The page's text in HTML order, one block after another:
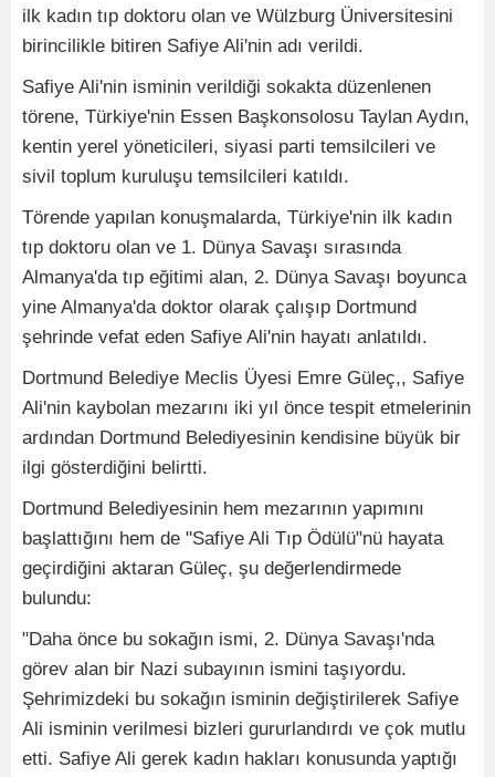
ilk kadın tıp doktoru olan ve Wülzburg Üniversitesini
birincilikle bitiren Safiye Ali'nin adı verildi.
Safiye Ali'nin isminin verildiği sokakta düzenlenen
törene, Türkiye'nin Essen Başkonsolosu Taylan Aydın,
kentin yerel yöneticileri, siyasi parti temsilcileri ve
sivil toplum kuruluşu temsilcileri katıldı.
Törende yapılan konuşmalarda, Türkiye'nin ilk kadın
tıp doktoru olan ve 1. Dünya Savaşı sırasında
Almanya'da tıp eğitimi alan, 2. Dünya Savaşı boyunca
yine Almanya'da doktor olarak çalışıp Dortmund
şehrinde vefat eden Safiye Ali'nin hayatı anlatıldı.
Dortmund Belediye Meclis Üyesi Emre Güleç,, Safiye
Ali'nin kaybolan mezarını iki yıl önce tespit etmelerinin
ardından Dortmund Belediyesinin kendisine büyük bir
ilgi gösterdiğini belirtti.
Dortmund Belediyesinin hem mezarının yapımını
başlattığını hem de "Safiye Ali Tıp Ödülü"nü hayata
geçirdiğini aktaran Güleç, şu değerlendirmede
bulundu:
"Daha önce bu sokağın ismi, 2. Dünya Savaşı'nda
görev alan bir Nazi subayının ismini taşıyordu.
Şehrimizdeki bu sokağın isminin değiştirilerek Safiye
Ali isminin verilmesi bizleri gururlandırdı ve çok mutlu
etti. Safiye Ali gerek kadın hakları konusunda yaptığı